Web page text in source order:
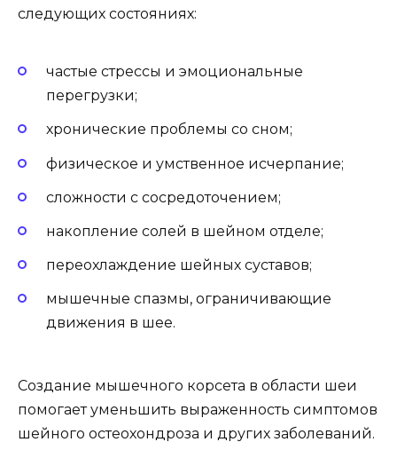
следующих состояниях:
частые стрессы и эмоциональные
перегрузки;
хронические проблемы со сном;
физическое и умственное исчерпание;
сложности с сосредоточением;
накопление солей в шейном отделе;
переохлаждение шейных суставов;
мышечные спазмы, ограничивающие
движения в шее.
Создание мышечного корсета в области шеи
помогает уменьшить выраженность симптомов
шейного остеохондроза и других заболеваний.